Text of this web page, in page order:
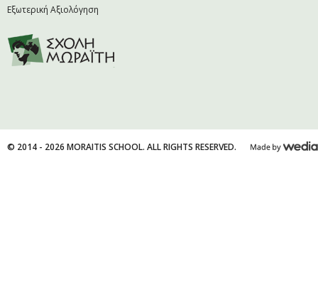
Εξωτερική Αξιολόγηση
© 2014 - 2026 MORAITIS SCHOOL. ALL RIGHTS RESERVED.